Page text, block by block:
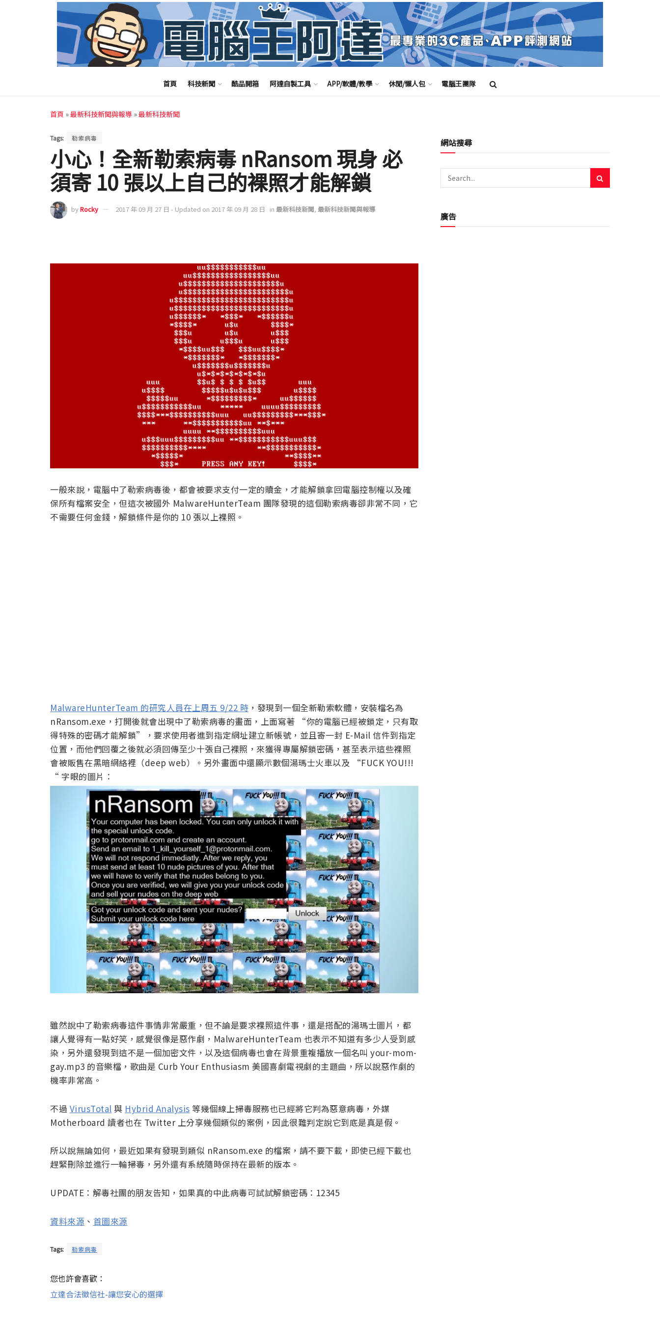
首頁 科技新聞 酷品開箱 阿達自製工具 APP/軟體/教學 休閒/懶人包 電腦王團隊
首頁 »最新科技新聞與報導 »最新科技新聞
Tags: 勒索病毒
小心！全新勒索病毒 nRansom 現身 必
須寄 10 張以上自己的裸照才能解鎖
byRocky 2017 年 09 月 27 日 - Updated on 2017 年 09 月 28 日 in 最新科技新聞, 最新科技新聞與報導
一般來說，電腦中了勒索病毒後，都會被要求支付一定的贖金，才能解鎖拿回電腦控制權以及確
保所有檔案安全，但這次被國外 MalwareHunterTeam 團隊發現的這個勒索病毒卻非常不同，它
不需要任何金錢，解鎖條件是你的 10 張以上裸照。
MalwareHunterTeam 的研究人員在上周五 9/22 時 ，發現到一個全新勒索軟體，安裝檔名為
nRansom.exe，打開後就會出現中了勒索病毒的畫面，上面寫著 “你的電腦已經被鎖定，只有取
得特殊的密碼才能解鎖”，要求使用者進到指定網址建立新帳號，並且寄一封 E-Mail 信件到指定
位置，而他們回覆之後就必須回傳至少十張自己裸照，來獲得專屬解鎖密碼，甚至表示這些裸照
會被販售在黑暗網絡裡（deep web）。另外畫面中還顯示數個湯瑪士火車以及 “FUCK YOU!!!
“ 字眼的圖片：
雖然說中了勒索病毒這件事情非常嚴重，但不論是要求裸照這件事，還是搭配的湯瑪士圖片，都
讓人覺得有一點好笑，感覺很像是惡作劇，MalwareHunterTeam 也表示不知道有多少人受到感
染，另外還發現到這不是一個加密文件，以及這個病毒也會在背景重複播放一個名叫 your-mom-
gay.mp3 的音樂檔，歌曲是 Curb Your Enthusiasm 美國喜劇電視劇的主題曲，所以說惡作劇的
機率非常高。
不過 VirusTotal 與 Hybrid Analysis 等幾個線上掃毒服務也已經將它判為惡意病毒，外媒
Motherboard 讀者也在 Twitter 上分享幾個類似的案例，因此很難判定說它到底是真是假。
所以說無論如何，最近如果有發現到類似 nRansom.exe 的檔案，請不要下載，即使已經下載也
趕緊刪除並進行一輪掃毒，另外還有系統隨時保持在最新的版本。
UPDATE：解毒社團的朋友告知，如果真的中此病毒可試試解鎖密碼：12345
資料來源 、 首圖來源
Tags: 勒索病毒
您也許會喜歡：
立達合法徵信社-讓您安心的選擇
網站搜尋
廣告